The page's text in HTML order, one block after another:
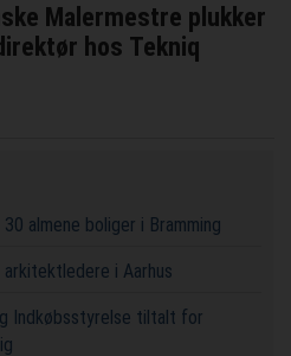
Malermestre plukker
hos Tekniq
almene boliger i Bramming
i Aarhus
Indkøbsstyrelse tiltalt for